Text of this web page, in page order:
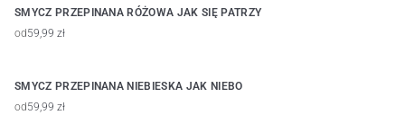
SMYCZ PRZEPINANA RÓŻOWA JAK SIĘ PATRZY
od59,99 zł
SMYCZ PRZEPINANA NIEBIESKA JAK NIEBO
od59,99 zł